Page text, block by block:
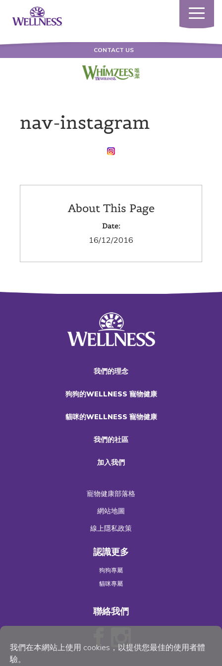
我們在本網站上使用 cookies，以提供您最佳的使用者體
驗。
Toggle
CONTACT US
nav-instagram
About This Page
Date:
16/12/2016
我們的理念
狗狗的WELLNESS 寵物健康
貓咪的WELLNESS 寵物健康
我們的社區
加入我們
寵物健康部落格
網站地圖
線上隱私政策
認識更多
狗狗專屬
貓咪專屬
聯絡我們